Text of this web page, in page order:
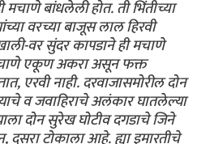
बांधलेली होत. ती भिंतीच्या
वरच्या बाजूस लाल हिरवी
वर सुंदर कापडाने ही मचाणे
एकूण अकरा असून फक्त
एरवी नाही. दरवाजासमोरील दोन
व जवाहिराचे अलंकार घातलेल्या
दोन सुरेख घोटीव दगडाचे जिने
टोकाला आहे. ह्या इमारतीचे